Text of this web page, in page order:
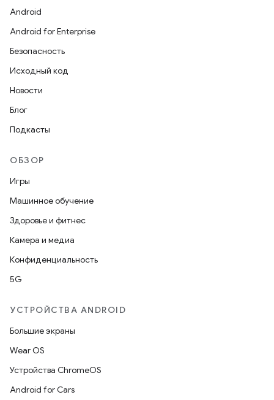
Android
Android for Enterprise
Безопасность
Исходный код
Новости
Блог
Подкасты
ОБЗОР
Игры
Машинное обучение
Здоровье и фитнес
Камера и медиа
Конфиденциальность
5G
УСТРОЙСТВА ANDROID
Большие экраны
Wear OS
Устройства ChromeOS
Android for Cars